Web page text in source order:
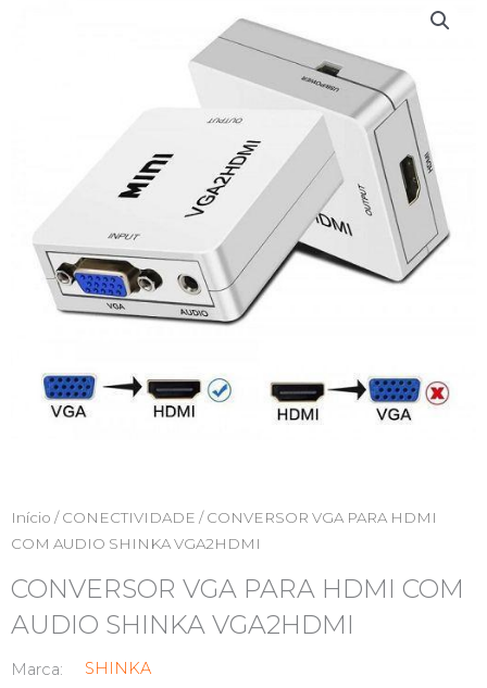
Início /CONECTIVIDADE / CONVERSOR VGA PARA HDMI
COM AUDIO SHINKA VGA2HDMI
CONVERSOR VGA PARA HDMI COM
AUDIO SHINKA VGA2HDMI
Marca: SHINKA